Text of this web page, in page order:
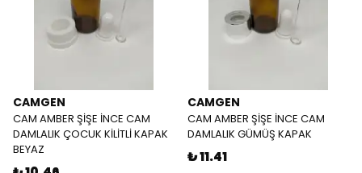
CAMGEN
CAM AMBER ŞİŞE İNCE CAM
DAMLALIK ÇOCUK KİLİTLİ KAPAK
BEYAZ
CAMGEN
CAM AMBER ŞİŞE İNCE CAM
DAMLALIK GÜMÜŞ KAPAK
₺ 11.41